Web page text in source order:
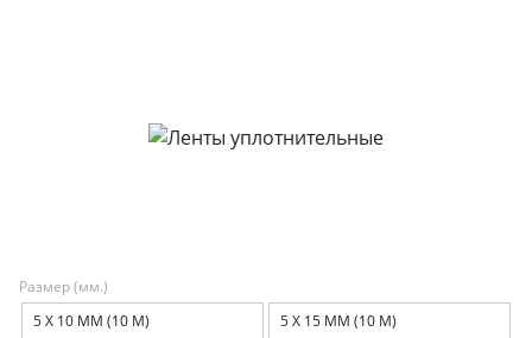
Размер (мм.)
5 Х 10 ММ (10 М)
5 Х 15 ММ (10 М)